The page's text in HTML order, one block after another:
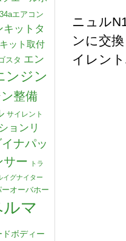
ニュル
ンに交
イレン
エアコン
キットタ
ット取付
スタ エン
ンジン
整備
サイレント
ョンリ
イナパッ
サー
トラ
イグナイター
オーバホー
マ
ボディー